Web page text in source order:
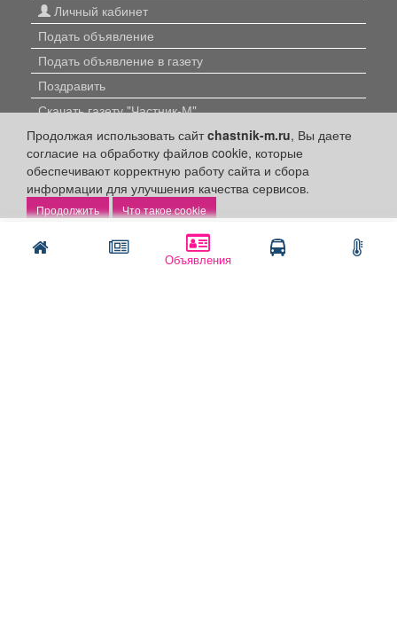
Объявления
Написать Позвонить
Продолжая использовать сайтchastnik-m.ru, Вы даете
согласие на обработку файлов cookie, которые
обеспечивают корректную работу сайта и сбора
информации для улучшения качества сервисов.
Что такое cookie
Личный кабинет
Подать объявление
Подать объявление в газету
Поздравить
Скачать газету "Частник-М"
Рекламодателям:
Бизнес-кабинет
Заказать рекламу
Оплата услуг: